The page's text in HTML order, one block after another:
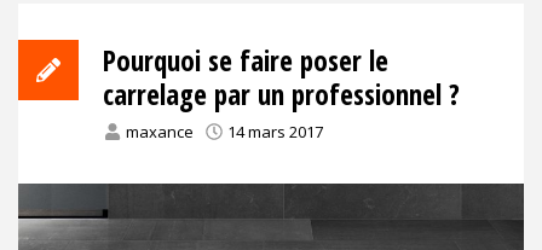
Pourquoi se faire poser le
carrelage par un professionnel ?
maxance 14 mars 2017